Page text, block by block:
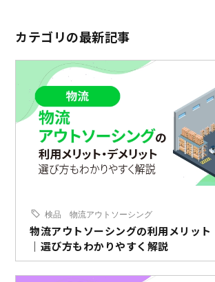
カテゴリの最新記事
検品 物流アウトソーシング
物流アウトソーシングの利用メリット
｜選び方もわかりやすく解説